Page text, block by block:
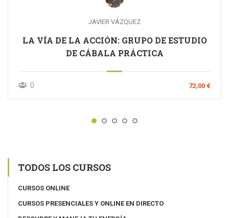
JAVIER VÁZQUEZ
LA VÍA DE LA ACCIÓN: GRUPO DE ESTUDIO
DE CÁBALA PRÁCTICA
0 72,00 €
TODOS LOS CURSOS
CURSOS ONLINE
CURSOS PRESENCIALES Y ONLINE EN DIRECTO